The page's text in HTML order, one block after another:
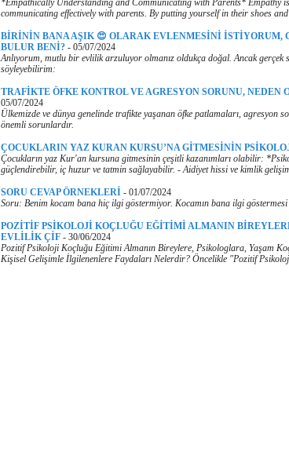
*Empathically Understanding and Communicating with Parents* Empathy
communicating effectively with parents. By putting yourself in their shoes
BİRİNİN BANA AŞIK 😍 OLARAK EVLENMESİNİ İSTİYORUM,
BULUR BENİ? - 05/07/2024
Anlıyorum, mutlu bir evlilik arzuluyor olmanız oldukça doğal. Ancak
söyleyebilirim:
TRAFİKTE ÖFKE KONTROL VE AGRESYON SORUNU,
05/07/2024
Ülkemizde ve dünya genelinde trafikte yaşanan öfke patlamaları, agresyon
önemli sorunlardır.
ÇOCUKLARIN YAZ KURAN KURSU’NA GİTMESİNİN
Çocukların yaz Kur'an kursuna gitmesinin çeşitli kazanımları olabilir:
güçlendirebilir, iç huzur ve tatmin sağlayabilir. - Aidiyet hissi ve kimlik
SORU CEVAP ÖRNEKLERİ - 01/07/2024
Soru: Benim kocam bana hiç ilgi göstermiyor. Kocamın bana ilgi
POZİTİF PSİKOLOJİ KOÇLUĞU EĞİTİMİ ALMANIN
EVLİLİK ÇİF - 30/06/2024
Pozitif Psikoloji Koçluğu Eğitimi Almanın Bireylere, Psikologlara, Yaşam
Kişisel Gelişimle İlgilenenlere Faydaları Nelerdir? Öncelikle "Pozitif